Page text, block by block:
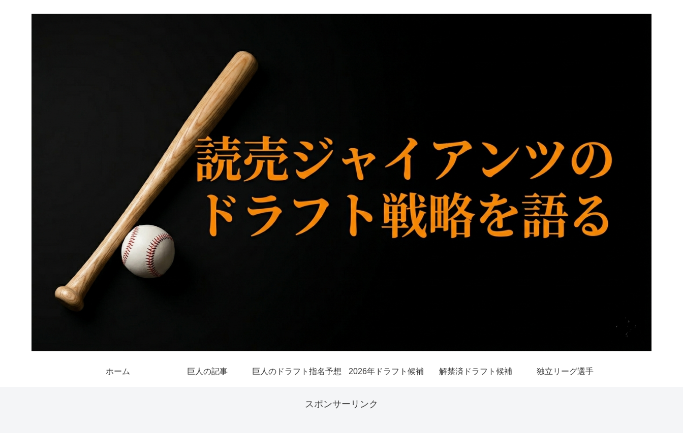
ホーム 巨人の記事 巨人のドラフト指名予想 2026年ドラフト候補 解禁済ドラフト候補 独立リーグ選手
スポンサーリンク